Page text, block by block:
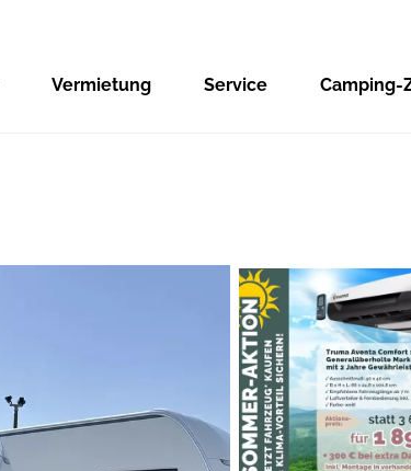
Vermietung Service Camping-